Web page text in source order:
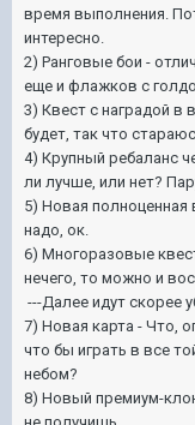
время выполнения.
интересно.
2) Ранговые бои -
еще и флажков с
3) Квест с наградой в
будет, так что
4) Крупный ребаланс
ли лучше, или нет?
5) Новая полноценная
надо, ок.
6) Многоразовые
нечего, то можно и
---Далее идут скорее
7) Новая карта - Что,
что бы играть в все
небом?
8) Новый премиум-